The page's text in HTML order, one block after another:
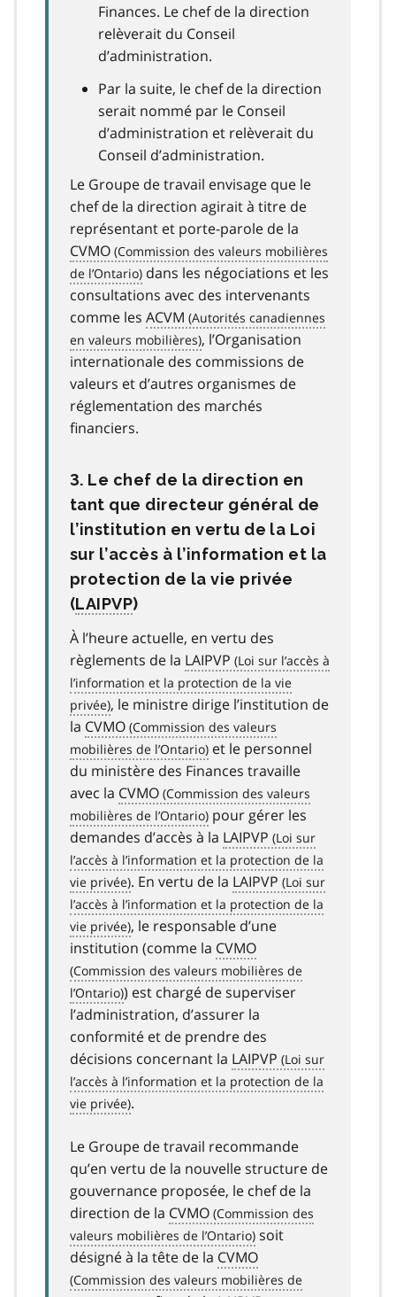
Finances. Le chef de la direction
relèverait du Conseil
d’administration.
Par la suite, le chef de la direction
serait nommé par le Conseil
d’administration et relèverait du
Conseil d’administration.
Le Groupe de travail envisage que le
chef de la direction agirait à titre de
représentant et porte-parole de la
CVMO
dans les négociations et les
consultations avec des intervenants
comme les ACVM
, l’Organisation
internationale des commissions de
valeurs et d’autres organismes de
réglementation des marchés
financiers.
3. Le chef de la direction en
tant que directeur général de
l’institution en vertu de la Loi
sur l’accès à l’information et la
protection de la vie privée
(LAIPVP)
À l’heure actuelle, en vertu des
règlements de la LAIPVP
, le ministre dirige l’institution de
la CVMO
et le personnel
du ministère des Finances travaille
avec la CVMO
pour gérer les
demandes d’accès à la LAIPVP
. En vertu de la LAIPVP
, le responsable d’une
institution (comme la CVMO
) est chargé de superviser
l’administration, d’assurer la
conformité et de prendre des
décisions concernant la LAIPVP
.
Le Groupe de travail recommande
qu’en vertu de la nouvelle structure de
gouvernance proposée, le chef de la
direction de la CVMO
soit
désigné à la tête de la CVMO